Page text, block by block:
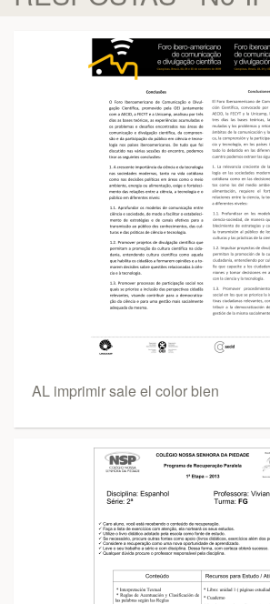
AL imprimir sale el color bien